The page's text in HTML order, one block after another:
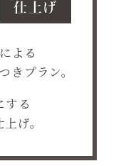
仕上げ
よる
きプラン。
する
げ。